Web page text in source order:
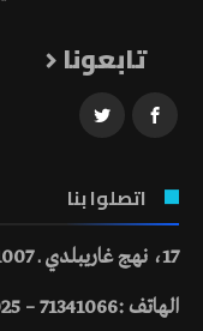
تابعونا
اتصلوا بنا
17، نهج غاريبلدي ـ 1007 تونس
الهاتف :71341066 – 71335025 – 71336386